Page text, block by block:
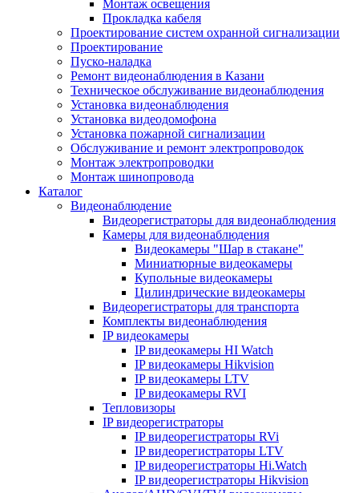
Монтаж освещения
Прокладка кабеля
Проектирование систем охранной сигнализации
Проектирование
Пуско-наладка
Ремонт видеонаблюдения в Казани
Техническое обслуживание видеонаблюдения
Установка видеонаблюдения
Установка видеодомофона
Установка пожарной сигнализации
Обслуживание и ремонт электропроводок
Монтаж электропроводки
Монтаж шинопровода
Каталог
Видеонаблюдение
Видеорегистраторы для видеонаблюдения
Камеры для видеонаблюдения
Видеокамеры "Шар в стакане"
Миниатюрные видеокамеры
Купольные видеокамеры
Цилиндрические видеокамеры
Видеорегистраторы для транспорта
Комплекты видеонаблюдения
IP видеокамеры
IP видеокамеры HI Watch
IP видеокамеры Hikvision
IP видеокамеры LTV
IP видеокамеры RVI
Тепловизоры
IP видеорегистраторы
IP видеорегистраторы RVi
IP видеорегистраторы LTV
IP видеорегистраторы Hi.Watch
IP видеорегистраторы Hikvision